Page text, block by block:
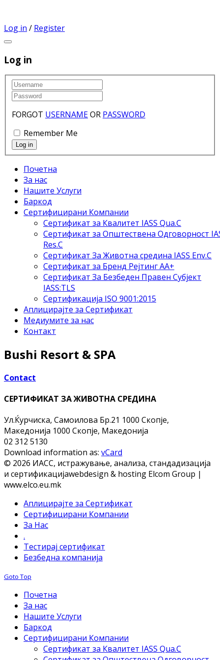
Log in / Register
Log in
FORGOT USERNAMEOR PASSWORD
Remember Me
Почетна
За нас
Нашите Услуги
Баркод
Сертифицирани Компании
Сертификат за Квалитет IASS Qua.C
Сертификат за Општествена Одговорност
Res.C
Сертификат За Животна средина IASS Env.C
Сертификат за Бренд Рејтинг АА+
Сертификат За Безбеден Правен Субјект
IASS:TLS
Сертификација ISO 9001:2015
Аплицирајте за Сертификат
Медиумите за нас
Контакт
Bushi Resort & SPA
Contact
СЕРТИФИКАТ ЗА ЖИВОТНА СРЕДИНА
Ул.Ќурчиска, Самоилова Бр.21 1000 Скопје,
Македонија 1000 Скопје, Македонија
02 312 5130
Download information as: vCard
© 2026 ИАСС, истражување, анализа, стандадизација
и сертификацијаwebdesign & hosting Elcom Group |
www.elco.eu.mk
Аплицирајте за Сертификат
Сертифицирани Компании
За Нас
.
Тестирај сертификат
Безбедна компанија
Goto Top
Почетна
За нас
Нашите Услуги
Баркод
Сертифицирани Компании
Сертификат за Квалитет IASS Qua.C